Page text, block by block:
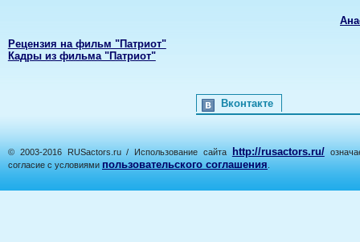
Рецензия на фильм "Патриот"
Кадры из фильма "Патриот"
Вконтакте
© 2003-2016 RUSactors.ru / Использование сайта http://rusactors.ru/
согласие с условиями пользовательского соглашения